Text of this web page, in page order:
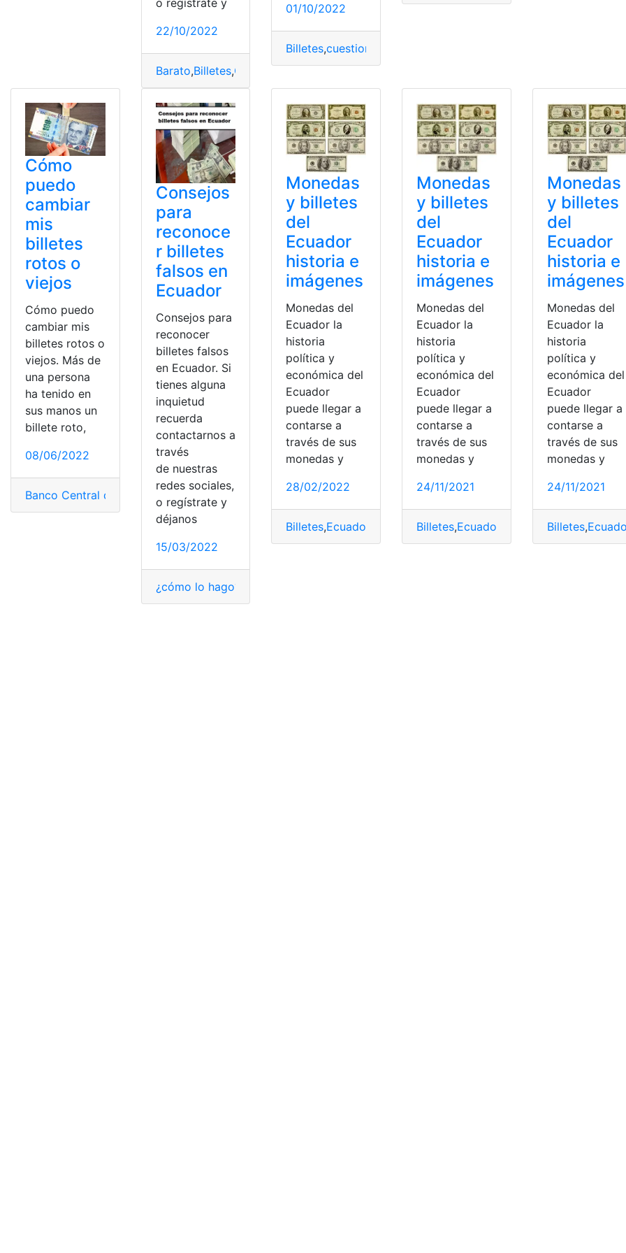
22/10/2022
Barato,Billetes,Operadores de trenes,Tren,Viajar
01/10/2022
Billetes,cuestionarnos
Cómo
puedo
cambiar
mis
billetes
rotos o
viejos
Cómo puedo
cambiar mis
billetes rotos o
viejos. Más de
una persona
ha tenido en
sus manos un
billete roto,
08/06/2022
Banco Central del Ecuador Billetes , Perú viejos
Consejos
para
reconoce
r billetes
falsos en
Ecuador
Consejos para
reconocer
billetes falsos
en Ecuador. Si
tienes alguna
inquietud
recuerda
contactarnos a
través
de nuestras
redes sociales,
o regístrate y
déjanos
15/03/2022
¿cómo lo hago?
Monedas
y billetes
del
Ecuador
historia e
imágenes
Monedas del
Ecuador la
historia
política y
económica del
Ecuador
puede llegar a
contarse a
través de sus
monedas y
28/02/2022
Billetes,Ecuador Herramientas Ecuador,Historia Monedas
Monedas
y billetes
del
Ecuador
historia e
imágenes
Monedas del
Ecuador la
historia
política y
económica del
Ecuador
puede llegar a
contarse a
través de sus
monedas y
24/11/2021
Billetes,Ecuador Herramientas Ecuador,
Monedas
y billetes
del
Ecuador
historia e
imágenes
Monedas del
Ecuador la
historia
política y
económica del
Ecuador
puede llegar a
contarse a
través de sus
monedas y
24/11/2021
Billetes,